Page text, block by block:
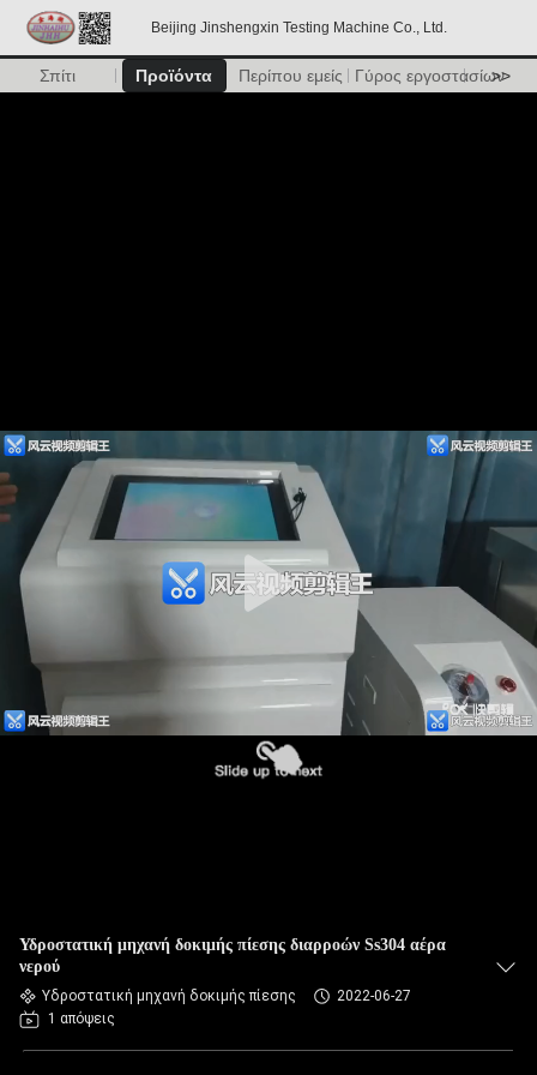
Beijing Jinshengxin Testing Machine Co., Ltd.
Σπίτι Προϊόντα Περίπου εμείς Γύρος εργοστασίων
>>
Υδροστατική μηχανή δοκιμής πίεσης διαρροών Ss304 αέρα
νερού
Υδροστατική μηχανή δοκιμής πίεσης
2022-06-27
1 απόψεις